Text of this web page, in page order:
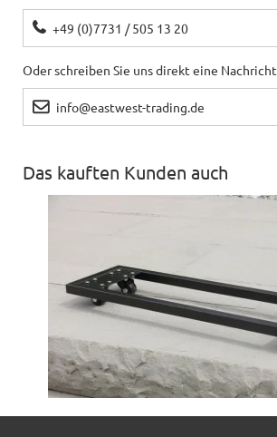
+49 (0)7731 / 505 13 20
Oder schreiben Sie uns direkt eine Nachricht
info@eastwest-trading.de
Das kauften Kunden auch